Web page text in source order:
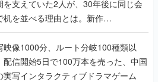
を支えていた2人が、30年後に同じ会
机を並べる理由とは。新作
EXTREME』で初タッグを組
レジェンド2人に訊く開発秘話
映像1000分、ルート分岐100種類以
配信開始5日で100万本を売った、中国
実写インタラクティブドラマゲーム